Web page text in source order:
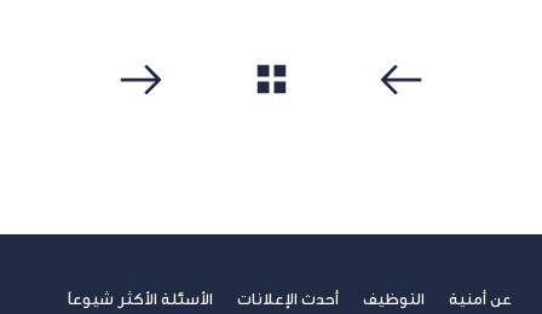
عن أمنية التوظيف أحدث الإعلانات
الأسئلة الأكثر شيوعاً